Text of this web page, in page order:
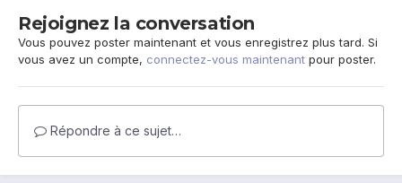
Rejoignez la conversation
Vous pouvez poster maintenant et vous enregistrez plus tard. Si
vous avez un compte, connectez-vous maintenant pour poster.
Répondre à ce sujet…